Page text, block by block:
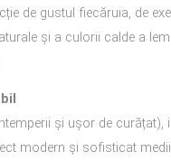
de gustul fiecăruia, de
și a culorii calde a
și ușor de curățat),
modern și sofisticat